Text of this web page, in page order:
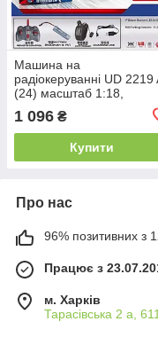
Машина на
радіокеруванні UD 2219
(24) масштаб 1:18,
роликові колеса,
V, пульт 2,4G, світло, 2
способи керування,
1 096 ₴
Купити
Про нас
96% позитивних з
Працює з
м. Харків
Тарасівська 2 а,